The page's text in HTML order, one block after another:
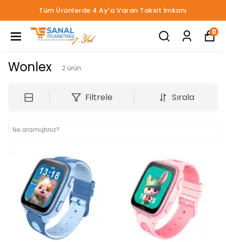
Tüm Ürünlerde 4 Ay'a Varan Taksit İmkanı
0
Wonlex 2 ürün
Filtrele Sırala